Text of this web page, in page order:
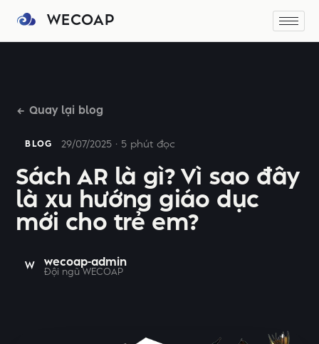
WECOAP
← Quay lại blog
BLOG 29/07/2025 · 5 phút đọc
Sách AR là gì? Vì sao đây
là xu hướng giáo dục
mới cho trẻ em?
W wecoap-admin
Đội ngũ WECOAP